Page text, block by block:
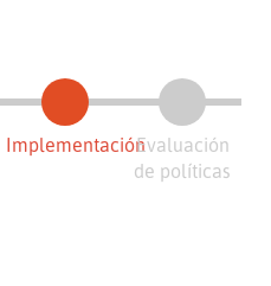
ImplementaciónEvaluación
de políticas